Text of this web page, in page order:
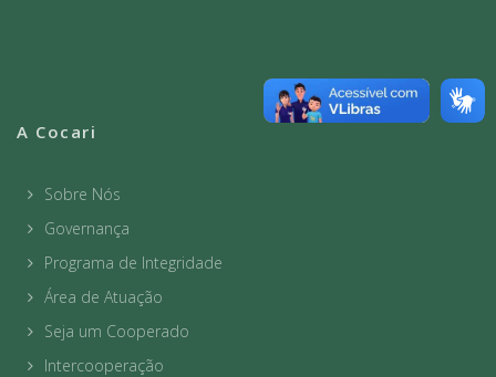
A Cocari
Sobre Nós
Governança
Programa de Integridade
Área de Atuação
Seja um Cooperado
Intercooperação